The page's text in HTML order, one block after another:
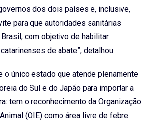
dos dois países e, inclusive,
para que autoridades sanitárias
com objetivo de habilitar
de abate”, detalhou.
o único estado que atende plenamente
do Sul e do Japão para importar a
tem o reconhecimento da Organização
(OIE) como área livre de febre